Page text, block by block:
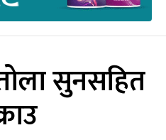
सुनसहित